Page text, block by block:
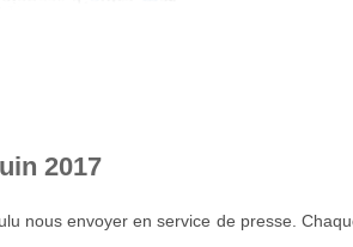
2017
nous envoyer en service de presse.